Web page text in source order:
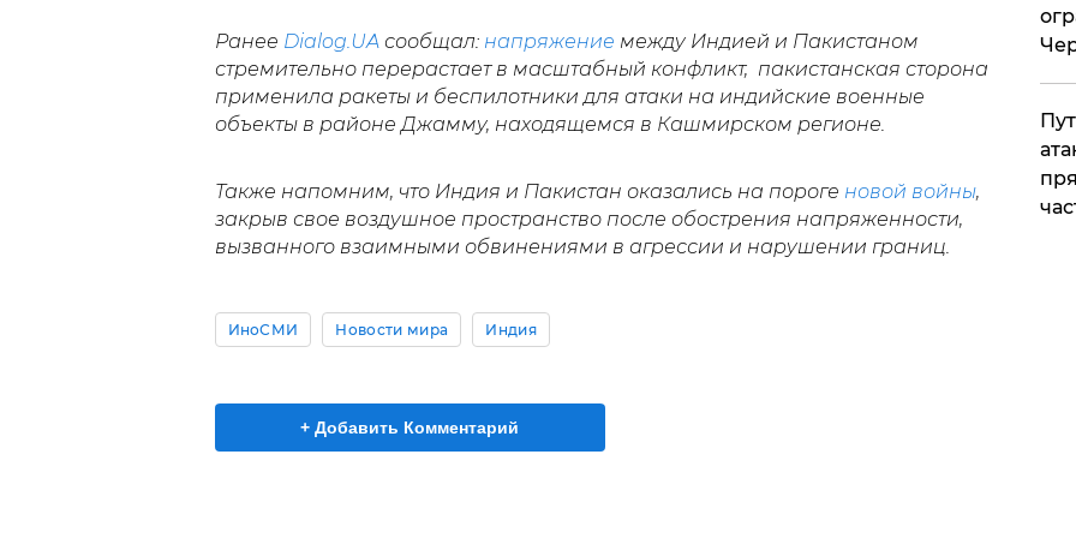
Ранее Dialog.UAсообщал: напряжение между Индией и Пакистаном
стремительно перерастает в масштабный конфликт, пакистанская сторона
применила ракеты и беспилотники для атаки на индийские военные
объекты в районе Джамму, находящемся в Кашмирском регионе.
Также напомним, что Индия и Пакистан оказались на пороге новой войны,
закрыв свое воздушное пространство после обострения напряженности,
вызванного взаимными обвинениями в агрессии и нарушении границ.
ИноСМИ Новости мира Индия
+ Добавить Комментарий